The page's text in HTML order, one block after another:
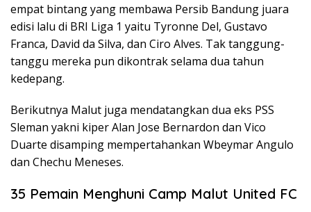
empat bintang yang membawa Persib Bandung juara
edisi lalu di BRI Liga 1 yaitu Tyronne Del, Gustavo
Franca, David da Silva, dan Ciro Alves. Tak tanggung-
tanggu mereka pun dikontrak selama dua tahun
kedepang.
Berikutnya Malut juga mendatangkan dua eks PSS
Sleman yakni kiper Alan Jose Bernardon dan Vico
Duarte disamping mempertahankan Wbeymar Angulo
dan Chechu Meneses.
35 Pemain Menghuni Camp Malut United FC